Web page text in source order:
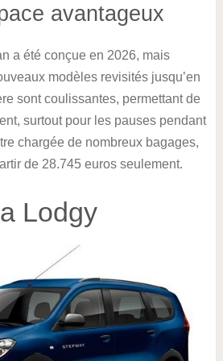
avantageux
a été conçue en 2026, mais
modèles revisités jusqu’en
sont coulissantes, permettant de
surtout pour les pauses pendant
chargée de nombreux bagages,
de 28.745 euros seulement.
Lodgy